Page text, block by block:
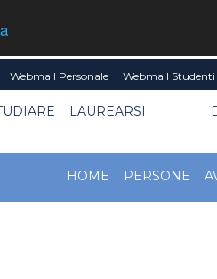
Webmail Personale Webmail Studenti
LAUREARSI
HOME PERSONE